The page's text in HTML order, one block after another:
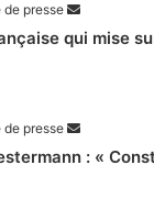
de presse
qui mise
de presse
: «